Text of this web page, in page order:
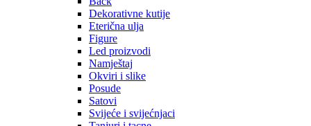
Dekorativne kutije
Eterična ulja
Figure
Led proizvodi
Namještaj
Okviri i slike
Posude
Satovi
Svijeće i svijećnjaci